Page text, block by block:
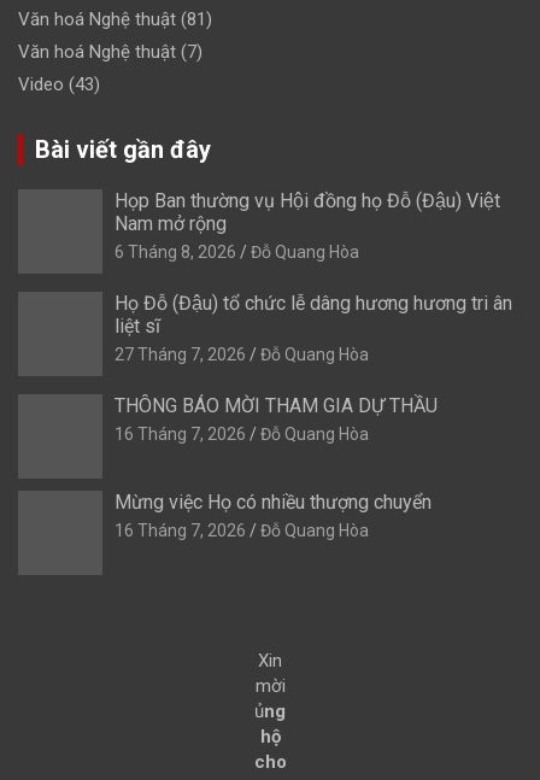
Văn hoá Nghệ thuật (81)
Văn hoá Nghệ thuật (7)
Video (43)
Bài viết gần đây
Họp Ban thường vụ Hội đồng họ Đỗ (Đậu) Việt
Nam mở rộng
6 Tháng 8, 2026 Đỗ Quang Hòa
Họ Đỗ (Đậu) tổ chức lễ dâng hương hương tri ân
liệt sĩ
27 Tháng 7, 2026 Đỗ Quang Hòa
THÔNG BÁO MỜI THAM GIA DỰ THẦU
16 Tháng 7, 2026 Đỗ Quang Hòa
Mừng việc Họ có nhiều thượng chuyển
16 Tháng 7, 2026 Đỗ Quang Hòa
Xin
mời
ủng
hộ
cho